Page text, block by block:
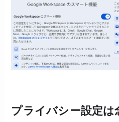
プライバシー設定は